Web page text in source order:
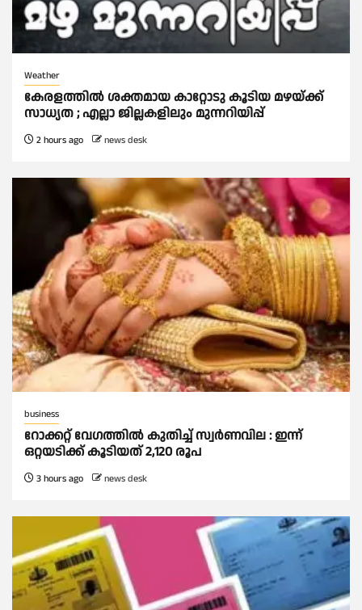
Weather
കേരളത്തിൽ ശക്തമായ കാറ്റോടു കൂടിയ മഴയ്ക്ക്
സാധ്യത ; എല്ലാ ജില്ലകളിലും മുന്നറിയിപ്പ്
2 hours ago news desk
business
റോക്കറ്റ് വേഗത്തില്‍ കുതിച്ച് സ്വര്‍ണവില : ഇന്ന്
ഒറ്റയടിക്ക് കൂടിയത് 2,120 രൂപ
3 hours ago news desk